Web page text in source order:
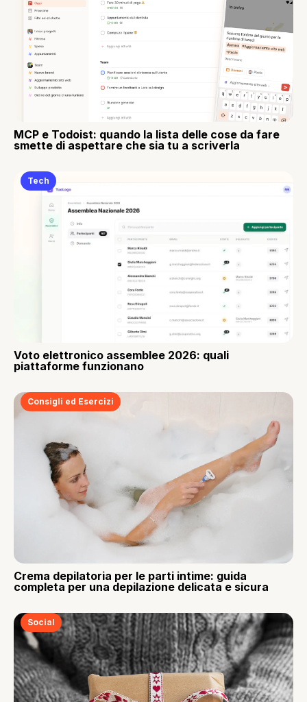
MCP e Todoist: quando la lista delle cose da fare
smette di aspettare che sia tu a scriverla
Tech
Voto elettronico assemblee 2026: quali
piattaforme funzionano
Consigli ed Esercizi
Crema depilatoria per le parti intime: guida
completa per una depilazione delicata e sicura
Social